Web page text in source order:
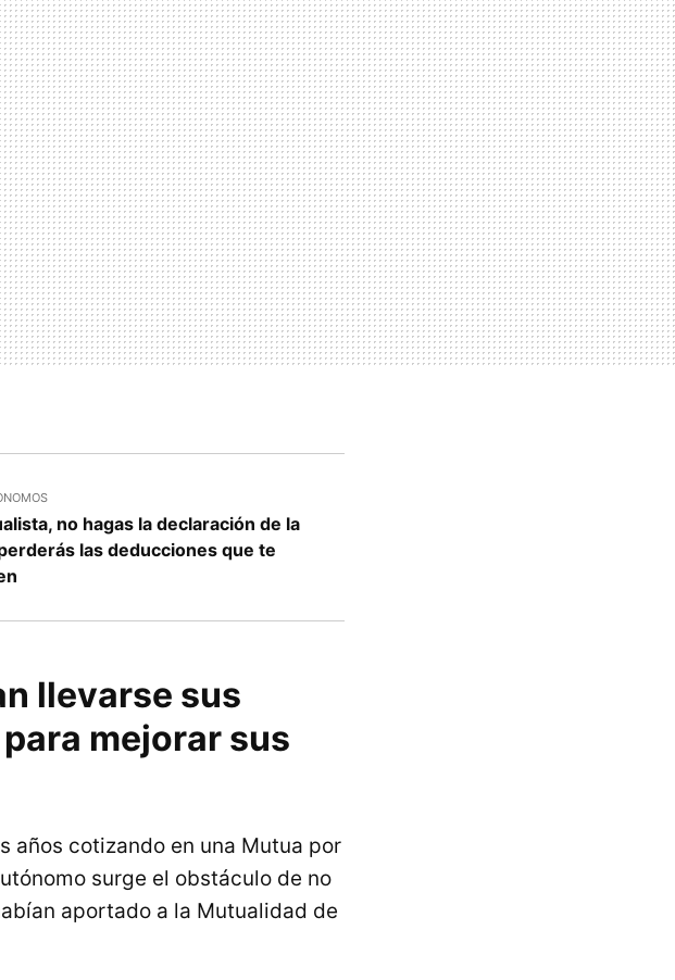
no hagas la declaración de la
las deducciones que te
llevarse sus
mejorar sus
años cotizando en una Mutua por
surge el obstáculo de no
aportado a la Mutualidad de